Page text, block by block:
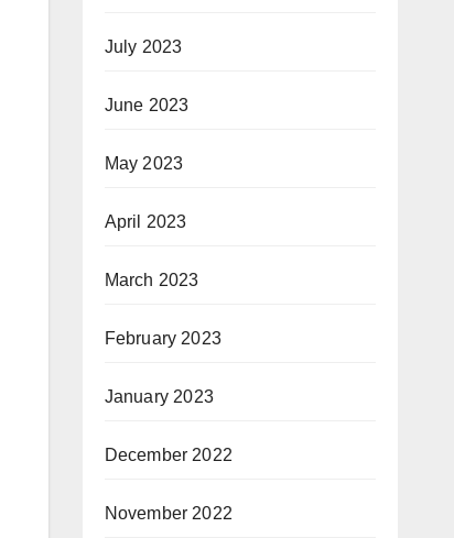
July 2023
June 2023
May 2023
April 2023
March 2023
February 2023
January 2023
December 2022
November 2022